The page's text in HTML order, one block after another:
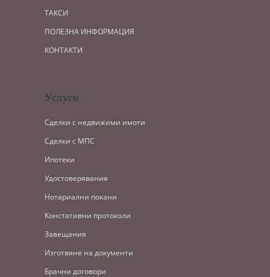
ТАКСИ
ПОЛЕЗНА ИНФОРМАЦИЯ
КОНТАКТИ
Услуги
Сделки с недвижими имоти
Сделки с МПС
Ипотеки
Удостоверявания
Нотариални покани
Констативни протоколи
Завещания
Изготвяне на документи
Брачни договори